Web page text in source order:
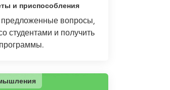
и приспособления
вопросы,
студентами и получить